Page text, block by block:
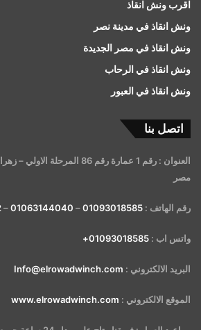
اقرب ونش انقاذ
ونش انقاذ في مدينة نصر
ونش انقاذ في مصر الجديدة
ونش انقاذ في الرحاب
ونش انقاذ في العبور
اتصل بنا
العنوان : رقم 1 عمارة رقم 86
مصر
رقم الهاتف : 01093018585
–
01063144040
–
واتس اب : 01093018585+
البريد الالكتروني : Info@elrowadwinch.com
الموقع الالكتروني : www.elrowadwinch.com